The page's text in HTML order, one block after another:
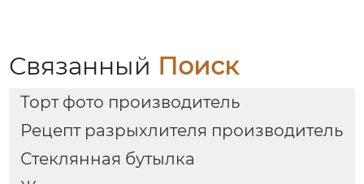
Связанный Поиск
Торт фото производитель
Рецепт разрыхлителя производитель
Стеклянная бутылка